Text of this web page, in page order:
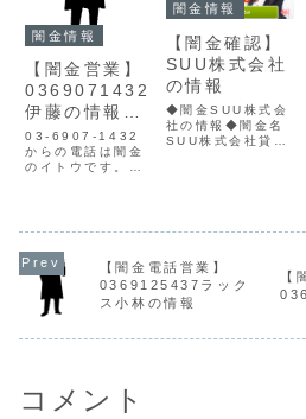
闇金情報
【闇金営業】
0369071432
伊藤の情報
【迷惑電話】
03-6907-1432
からの電話は闇金
のイトウです。闇
登録もなく、信用
情報がありませ
ん。取り立て時は
攻撃的な言葉遣い
になり、嫌がらせ
を始めます。非常
闇金情報
【闇金確認】
SUU株式会社
の情報
◆闇金SUU株式会
社の情報◆闇金名
SUU株式会社貸金
21-10 ARK21連
式会社のサイト内
容を確認してみる
と、貸金業登録番
号の表記が切れ...
【闇金電話営業】
0369125437ラック
ス小林の情報
【
コメント